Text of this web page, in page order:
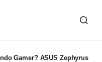
Gamer? ASUS Zephyrus